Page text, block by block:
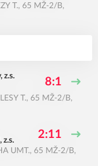
T., 65 MŽ-2/B,
z.s.
8:1
T., 65 MŽ-2/B,
z.s.
2:11
UMT., 65 MŽ-2/B,